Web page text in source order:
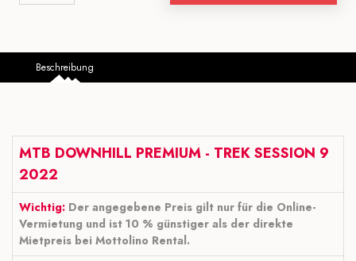
Beschreibung
MTB DOWNHILL PREMIUM - TREK SESSION 9
2022
Wichtig: Der angegebene Preis gilt nur für die Online-
Vermietung und ist 10 % günstiger als der direkte
Mietpreis bei Mottolino Rental.